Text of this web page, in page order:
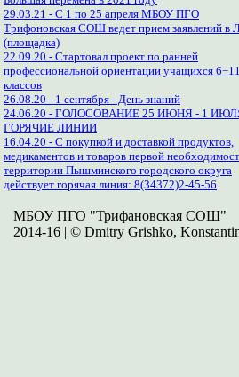
29.03.21 - С 1 по 25 апреля МБОУ ПГО
Трифоновская СОШ ведет прием заявлений в
(площадка)
22.09.20 - Стартовал проект по ранней
профессиональной ориентации учащихся
классов
26.08.20 - 1 сентября - День знаний
24.06.20 - ГОЛОСОВАНИЕ 25 ИЮНЯ - 1
ГОРЯЧИЕ ЛИНИИ
16.04.20 - С покупкой и доставкой продуктов,
медикаментов и товаров первой
территории Пышминского городского округа
действует горячая линия: 8(34372)2-45-56
МБОУ ПГО "Трифановская СОШ"
2014-16 | © Dmitry Grishko,